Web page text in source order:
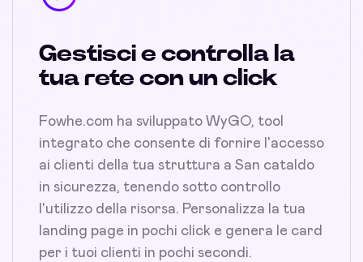
Gestisci e controlla la
tua rete con un click
Fowhe.com ha sviluppato WyGO, tool
integrato che consente di fornire l'accesso
ai clienti della tua struttura a San cataldo
in sicurezza, tenendo sotto controllo
l'utilizzo della risorsa. Personalizza la tua
landing page in pochi click e genera le card
per i tuoi clienti in pochi secondi.